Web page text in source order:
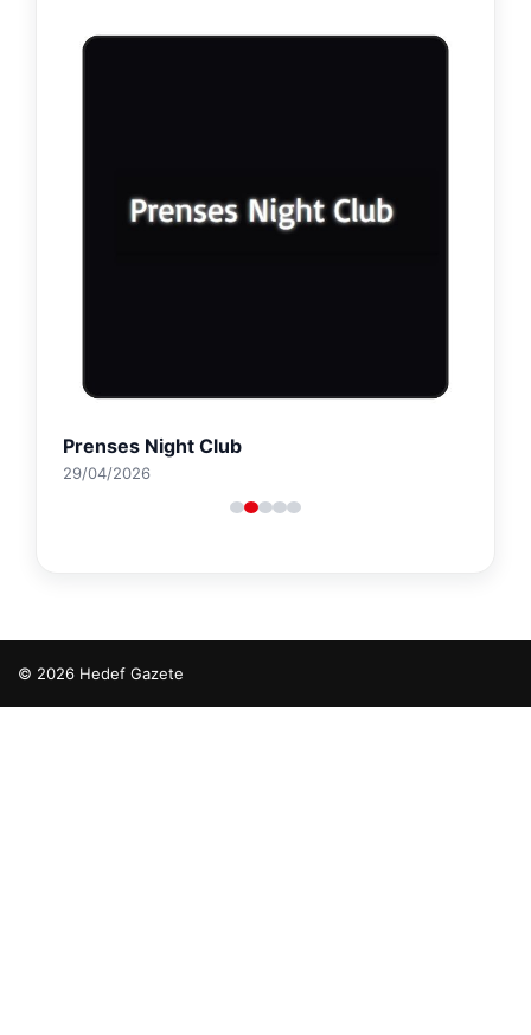
Prenses Night Club
29/04/2026
© 2026 Hedef Gazete